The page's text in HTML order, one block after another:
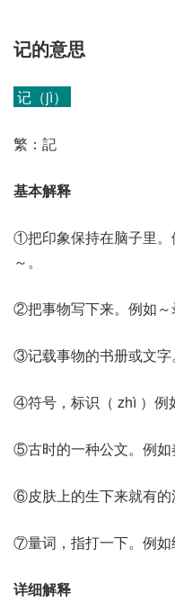
记的意思
记（jì）
繁：記
基本解释
①把印象保持在脑子里。
～。
②把事物写下来。例如～
③记载事物的书册或文字
④符号，标识（ zhì ）例
⑤古时的一种公文。例如
⑥皮肤上的生下来就有的
⑦量词，指打一下。例如
详细解释